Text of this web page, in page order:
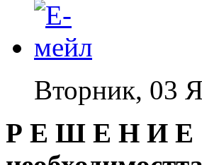
Вторник, 03
Р Е Ш Е Н И